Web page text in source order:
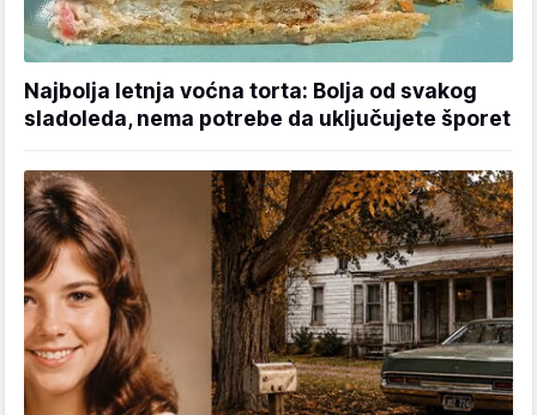
Najbolja letnja voćna torta: Bolja od svakog
sladoleda, nema potrebe da uključujete šporet